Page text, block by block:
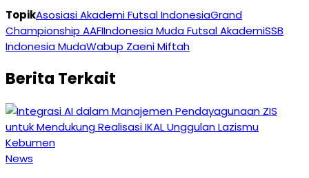
TopikAsosiasi Akademi Futsal IndonesiaGrand
Championship AAFIIndonesia Muda Futsal AkademiSSB
Indonesia MudaWabup Zaeni Miftah
Berita Terkait
News